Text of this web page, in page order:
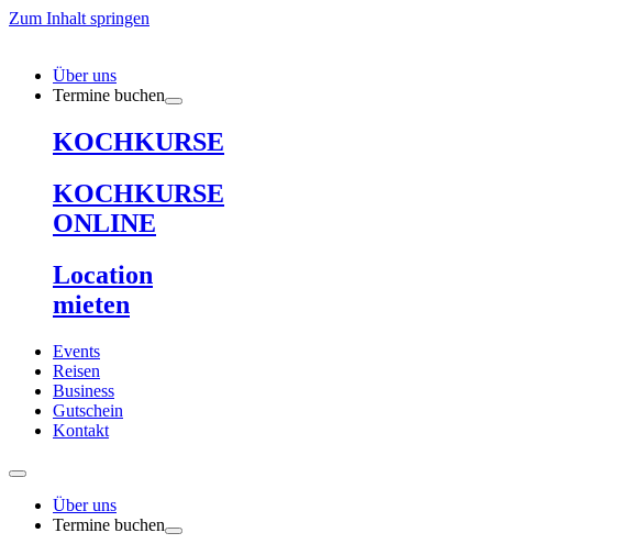
Zum Inhalt springen
Über uns
Termine buchen
KOCHKURSE
KOCHKURSE
ONLINE
Location
mieten
Events
Reisen
Business
Gutschein
Kontakt
Über uns
Termine buchen